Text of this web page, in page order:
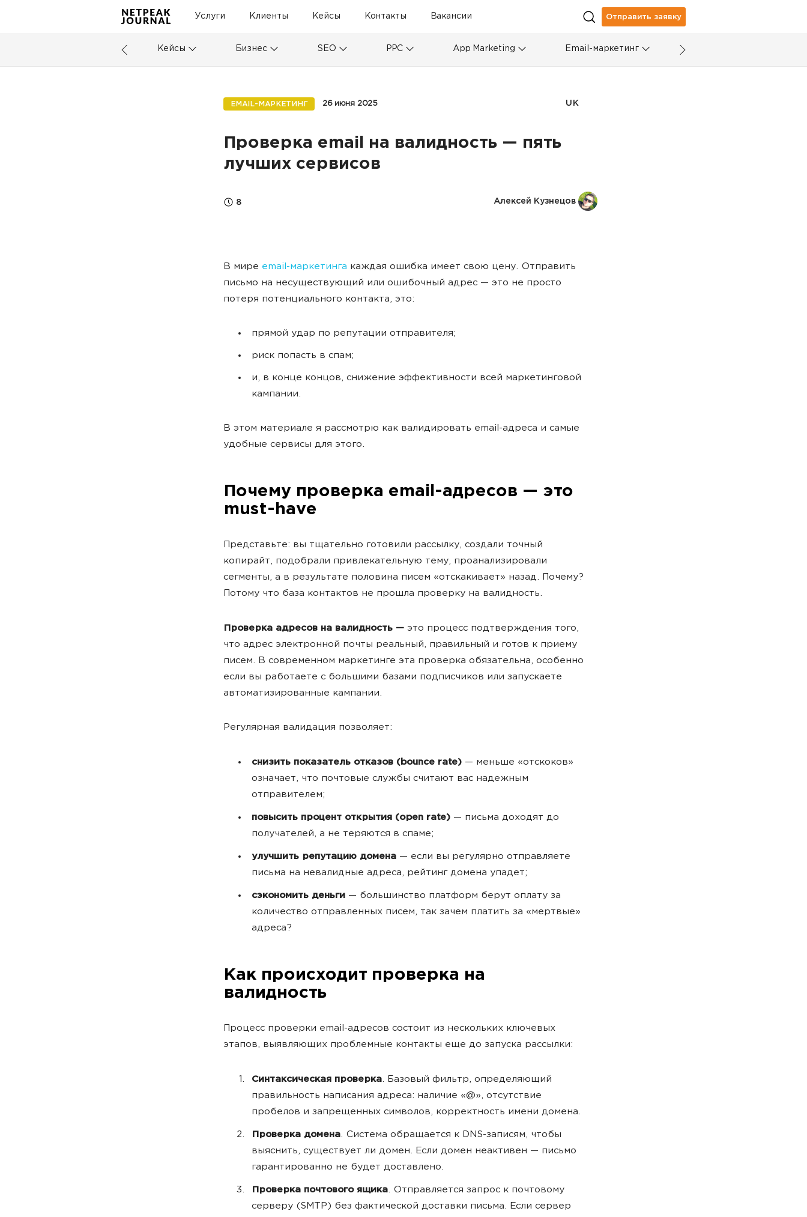
Услуги Клиенты Кейсы Контакты Вакансии Отправить заявку
Кейсы Бизнес SEO PPC App Marketing Email-маркетинг
EMAIL-МАРКЕТИНГ 26 июня 2025 UK
Проверка email на валидность — пять
лучших сервисов
8 Алексей Кузнецов
В мире email-маркетинга каждая ошибка имеет свою цену. Отправить
письмо на несуществующий или ошибочный адрес — это не просто
потеря потенциального контакта, это:
прямой удар по репутации отправителя;
риск попасть в спам;
и, в конце концов, снижение эффективности всей маркетинговой
кампании.
В этом материале я рассмотрю как валидировать email-адреса и самые
удобные сервисы для этого.
Почему проверка email-адресов — это
must-have
Представьте: вы тщательно готовили рассылку, создали точный
копирайт, подобрали привлекательную тему, проанализировали
сегменты, а в результате половина писем «отскакивает» назад. Почему?
Потому что база контактов не прошла проверку на валидность.
Проверка адресов на валидность — это процесс подтверждения того,
что адрес электронной почты реальный, правильный и готов к приему
писем. В современном маркетинге эта проверка обязательна, особенно
если вы работаете с большими базами подписчиков или запускаете
автоматизированные кампании.
Регулярная валидация позволяет:
снизить показатель отказов (bounce rate) — меньше «отскоков»
означает, что почтовые службы считают вас надежным
отправителем;
повысить процент открытия (open rate) — письма доходят до
получателей, а не теряются в спаме;
улучшить репутацию домена — если вы регулярно отправляете
письма на невалидные адреса, рейтинг домена упадет;
сэкономить деньги — большинство платформ берут оплату за
количество отправленных писем, так зачем платить за «мертвые»
адреса?
Как происходит проверка на
валидность
Процесс проверки email-адресов состоит из нескольких ключевых
этапов, выявляющих проблемные контакты еще до запуска рассылки:
Синтаксическая проверка. Базовый фильтр, определяющий
правильность написания адреса: наличие «@», отсутствие
пробелов и запрещенных символов, корректность имени домена.
Проверка домена. Система обращается к DNS-записям, чтобы
выяснить, существует ли домен. Если домен неактивен — письмо
гарантированно не будет доставлено.
Проверка почтового ящика. Отправляется запрос к почтовому
серверу (SMTP) без фактической доставки письма. Если сервер